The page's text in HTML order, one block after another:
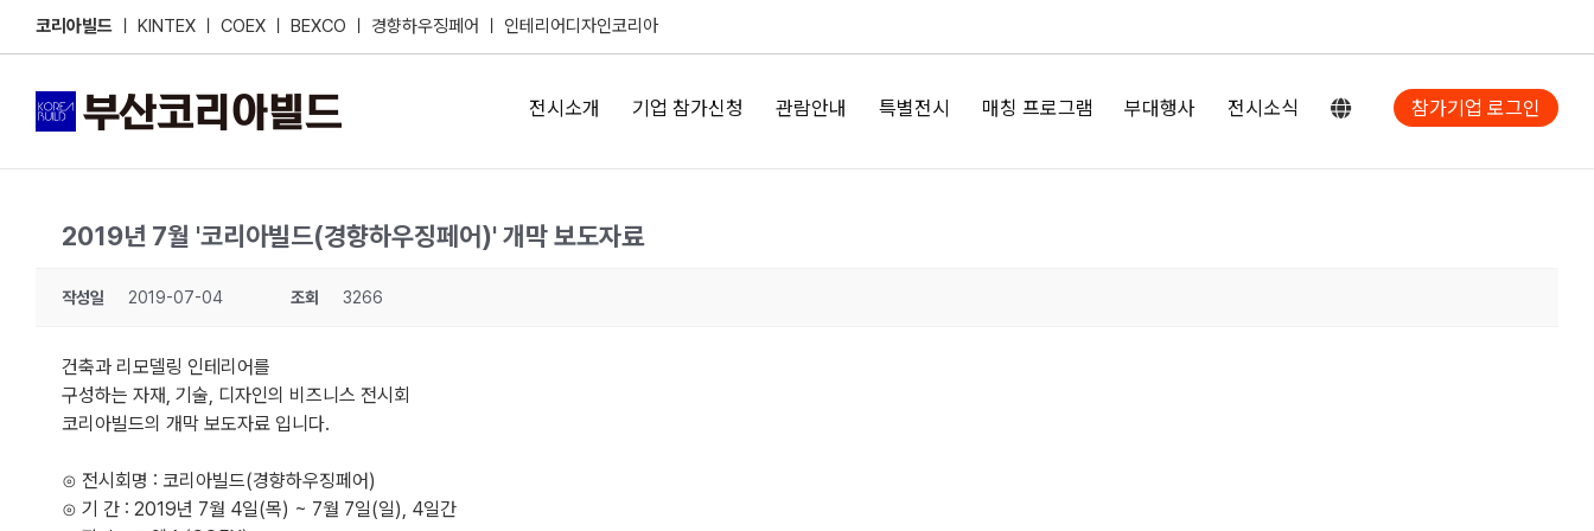
코리아빌드 ㅣ KINTEX ㅣ COEX ㅣ BEXCO ㅣ 경향하우징페어 ㅣ 인테리어디자인코리아
전시소개 기업 참가신청 관람안내 특별전시 매칭 프로그램 부대행사 전시소식 참가기업 로그인
2019년 7월 '코리아빌드(경향하우징페어)' 개막 보도자료
작성일 2019-07-04 조회 3266
건축과 리모델링 인테리어를
구성하는 자재, 기술, 디자인의 비즈니스 전시회
코리아빌드의 개막 보도자료 입니다.
⊙ 전시회명 : 코리아빌드(경향하우징페어)
⊙ 기 간 : 2019년 7월 4일(목) ~ 7월 7일(일), 4일간